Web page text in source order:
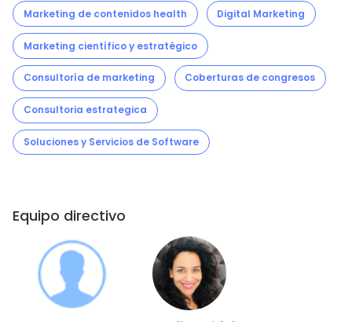
Marketing de contenidos health Digital Marketing
Marketing científico y estratégico
Consultoría de marketing Coberturas de congresos
Consultoria estrategica
Soluciones y Servicios de Software
Equipo directivo